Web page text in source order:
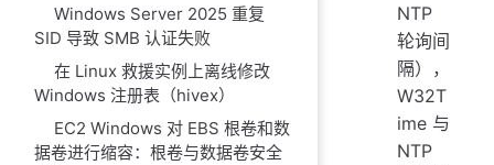
Windows Server 2025 重复
SID 导致 SMB 认证失败
在 Linux 救援实例上离线修改
Windows 注册表（hivex）
EC2 Windows 对 EBS 根卷和数
据卷进行缩容：根卷与数据卷安全
NTP
轮询间
隔），
W32T
ime 与
NTP